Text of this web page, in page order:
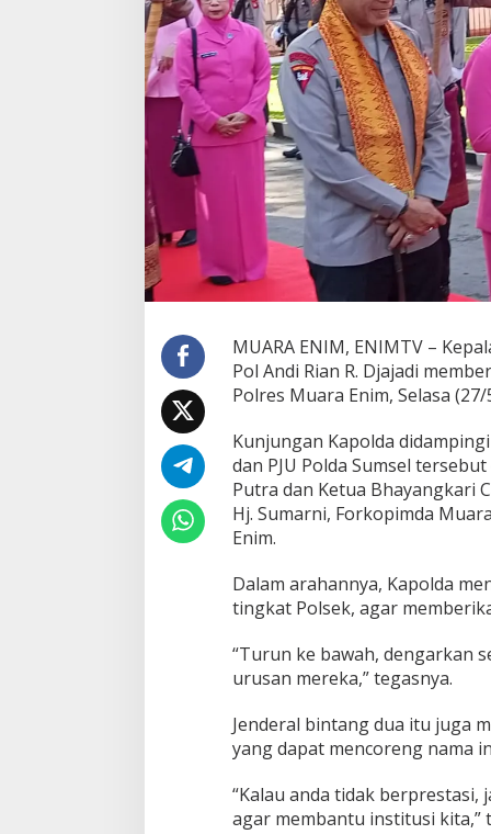
,
K
a
p
o
l
d
a
S
u
m
s
l
e
i
A
r
a
a
n
e
g
MUARA ENIM, ENIMTV –
Pol Andi Rian R. Djajadi
Polres Muara Enim, Selasa (27/
Kunjungan Kapolda
dan PJU Polda Sumsel
Putra dan Ketua Bhayangkari
Hj. Sumarni, Forkopimda
Enim.
Dalam arahannya, Kapolda
tingkat Polsek, agar
“Turun ke bawah, dengarkan
urusan mereka,” tegasnya.
Jenderal bintang dua itu juga
yang dapat mencoreng nama
“Kalau anda tidak berprestasi,
agar membantu institusi kita,”